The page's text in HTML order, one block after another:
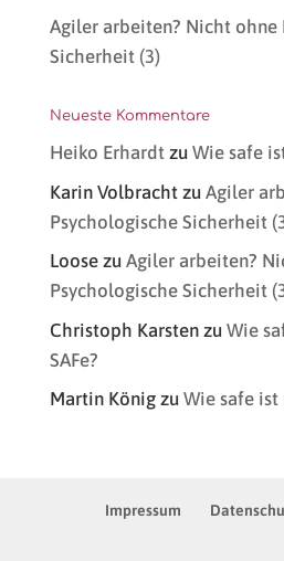
Agiler arbeiten? Nicht ohne
Sicherheit (3)
Neueste Kommentare
Heiko Erhardtzu Wie safe
Karin Volbrachtzu Agiler
Psychologische Sicherheit
Loosezu Agiler arbeiten?
Psychologische Sicherheit
Christoph Karstenzu Wie
SAFe?
Martin Königzu Wie safe ist
Impressum